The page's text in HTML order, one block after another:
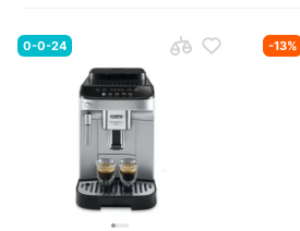
0-0-24 -13%